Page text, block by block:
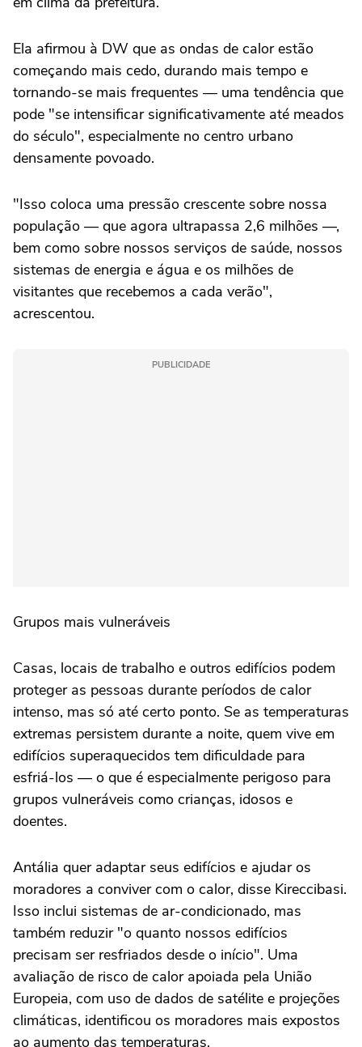
Ela afirmou à DW que as ondas de calor estão
começando mais cedo, durando mais tempo e
tornando-se mais frequentes — uma tendência que
pode "se intensificar significativamente até meados
do século", especialmente no centro urbano
densamente povoado.
"Isso coloca uma pressão crescente sobre nossa
população — que agora ultrapassa 2,6 milhões —,
bem como sobre nossos serviços de saúde, nossos
sistemas de energia e água e os milhões de
visitantes que recebemos a cada verão",
acrescentou.
PUBLICIDADE
Grupos mais vulneráveis
Casas, locais de trabalho e outros edifícios podem
proteger as pessoas durante períodos de calor
intenso, mas só até certo ponto. Se as temperaturas
extremas persistem durante a noite, quem vive em
edifícios superaquecidos tem dificuldade para
esfriá-los — o que é especialmente perigoso para
grupos vulneráveis como crianças, idosos e
doentes.
Antália quer adaptar seus edifícios e ajudar os
moradores a conviver com o calor, disse Kireccibasi.
Isso inclui sistemas de ar-condicionado, mas
também reduzir "o quanto nossos edifícios
precisam ser resfriados desde o início". Uma
avaliação de risco de calor apoiada pela União
Europeia, com uso de dados de satélite e projeções
climáticas, identificou os moradores mais expostos
ao aumento das temperaturas.